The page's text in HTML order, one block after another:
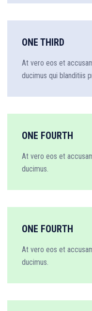
ONE THIRD
At vero eos et
ducimus qui blanditiis
ONE FOURTH
At vero eos et
ducimus.
ONE FOURTH
At vero eos et
ducimus.